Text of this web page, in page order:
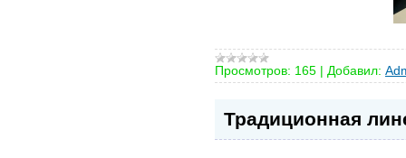
Просмотров: 165 | Добавил:
Традиционная